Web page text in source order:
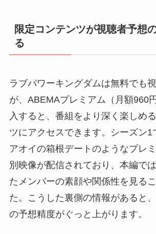
限定コンテンツが視聴者予想
る
ラブパワーキングダムは無料でも
が、ABEMAプレミアム（月額960
入すると、番組をより深く楽しめ
ツにアクセスできます。シーズン1
アオイの箱根デートのようなプレ
別映像が配信されており、本編で
たメンバーの素顔や関係性を見る
た。こうした裏側の情報があると
の予想精度がぐっと上がります。